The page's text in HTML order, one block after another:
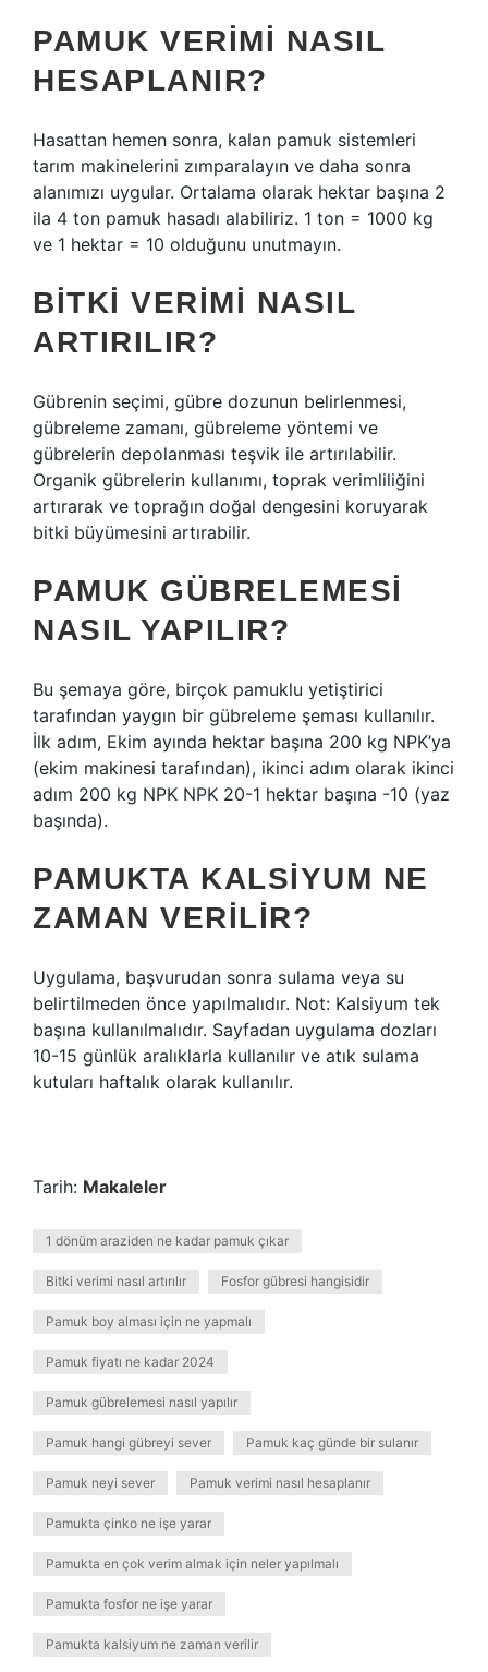
PAMUK VERIMI NASIL
HESAPLANIR?
Hasattan hemen sonra, kalan pamuk sistemleri
tarım makinelerini zımparalayın ve daha sonra
alanımızı uygular. Ortalama olarak hektar başına 2
ila 4 ton pamuk hasadı alabiliriz. 1 ton = 1000 kg
ve 1 hektar = 10 olduğunu unutmayın.
BITKI VERIMI NASIL
ARTIRILIR?
Gübrenin seçimi, gübre dozunun belirlenmesi,
gübreleme zamanı, gübreleme yöntemi ve
gübrelerin depolanması teşvik ile artırılabilir.
Organik gübrelerin kullanımı, toprak verimliliğini
artırarak ve toprağın doğal dengesini koruyarak
bitki büyümesini artırabilir.
PAMUK GÜBRELEMESI
NASIL YAPILIR?
Bu şemaya göre, birçok pamuklu yetiştirici
tarafından yaygın bir gübreleme şeması kullanılır.
İlk adım, Ekim ayında hektar başına 200 kg NPK’ya
(ekim makinesi tarafından), ikinci adım olarak ikinci
adım 200 kg NPK NPK 20-1 hektar başına -10 (yaz
başında).
PAMUKTA KALSIYUM NE
ZAMAN VERILIR?
Uygulama, başvurudan sonra sulama veya su
belirtilmeden önce yapılmalıdır. Not: Kalsiyum tek
başına kullanılmalıdır. Sayfadan uygulama dozları
10-15 günlük aralıklarla kullanılır ve atık sulama
kutuları haftalık olarak kullanılır.
Tarih: Makaleler
1 dönüm araziden ne kadar pamuk çıkar
Bitki verimi nasıl artırılır Fosfor gübresi hangisidir
Pamuk boy alması için ne yapmalı
Pamuk fiyatı ne kadar 2024
Pamuk gübrelemesi nasıl yapılır
Pamuk hangi gübreyi sever Pamuk kaç günde bir sulanır
Pamuk neyi sever Pamuk verimi nasıl hesaplanır
Pamukta çinko ne işe yarar
Pamukta en çok verim almak için neler yapılmalı
Pamukta fosfor ne işe yarar
Pamukta kalsiyum ne zaman verilir